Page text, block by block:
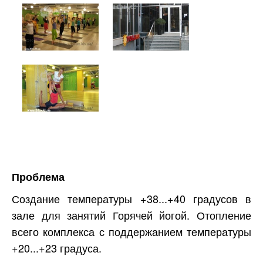
Проблема
Создание температуры +38...+40 градусов в
зале для занятий Горячей йогой. Отопление
всего комплекса с поддержанием температуры
+20...+23 градуса.